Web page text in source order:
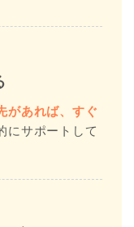
があれば、すぐ
にサポートして